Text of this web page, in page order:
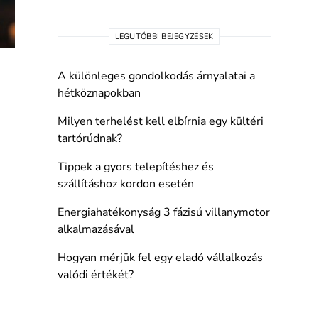
LEGUTÓBBI BEJEGYZÉSEK
A különleges gondolkodás árnyalatai a
hétköznapokban
Milyen terhelést kell elbírnia egy kültéri
tartórúdnak?
Tippek a gyors telepítéshez és
szállításhoz kordon esetén
Energiahatékonyság 3 fázisú villanymotor
alkalmazásával
Hogyan mérjük fel egy eladó vállalkozás
valódi értékét?